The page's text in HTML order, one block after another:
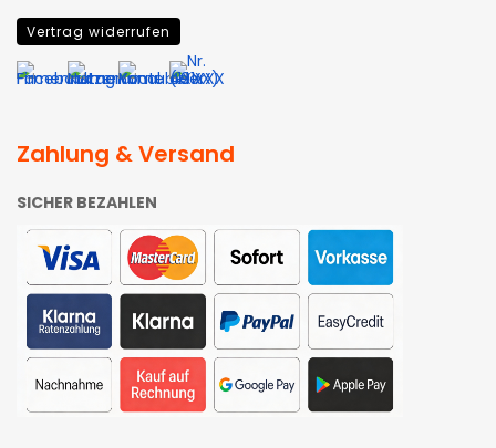
Vertrag widerrufen
Zahlung & Versand
SICHER BEZAHLEN